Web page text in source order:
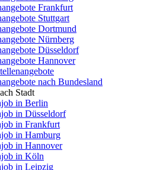
Frankfurt
Stuttgart
Dortmund
Nürnberg
Düsseldorf
Hannover
nach Bundesland
Stadt
in Berlin
in Düsseldorf
in Frankfurt
in Hamburg
in Hannover
in Köln
in Leipzig